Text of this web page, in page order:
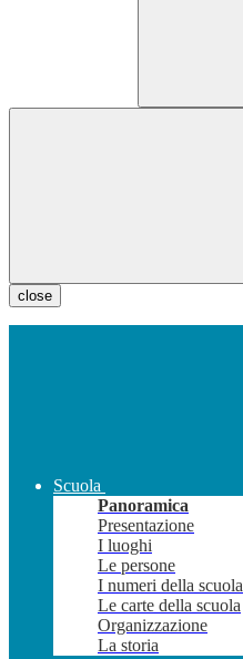
close
Scuola
Panoramica
Presentazione
I luoghi
Le persone
I numeri della scuola
Le carte della scuola
Organizzazione
La storia